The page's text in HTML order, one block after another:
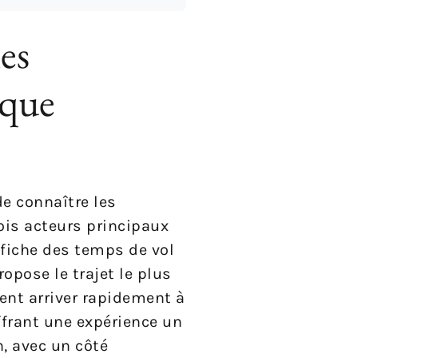
connaître les
acteurs principaux
des temps de vol
le trajet le plus
arriver rapidement à
une expérience un
avec un côté